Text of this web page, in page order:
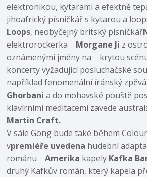
elektronikou, kytarami a efektně
jihoafrický písničkář s kytarou a
Loops, neobyčejný britský písničkář
elektrorockerka Morgane Ji z
oznámenými jmény na krytou
koncerty vyžadující posluchačské
například fenomenální íránský
Ghorbani a do mohavské pouště
klavírními meditacemi zavede
Martin Craft.
V sále Gong bude také během
vpremiéře uvedena hudební
románuAmerika kapely Kafka
druhý Kafkův román, který kapela